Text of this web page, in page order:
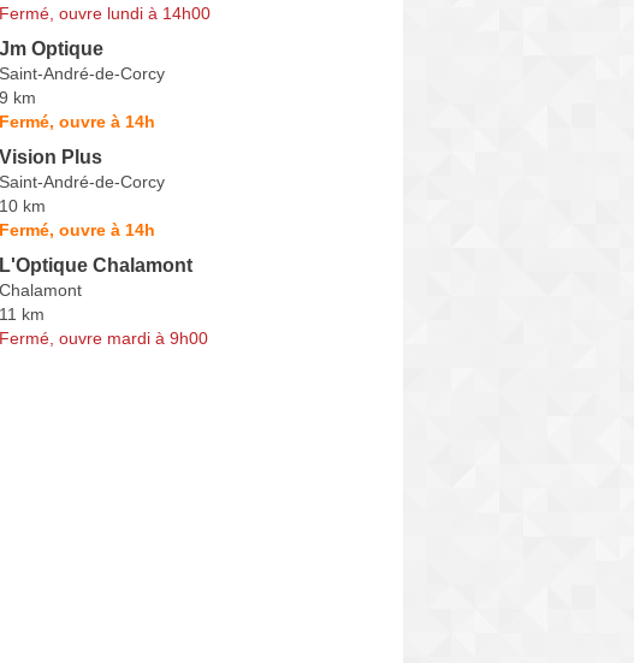
Fermé, ouvre lundi à 14h00
Jm Optique
Saint-André-de-Corcy
9 km
Fermé, ouvre à 14h
Vision Plus
Saint-André-de-Corcy
10 km
Fermé, ouvre à 14h
L'Optique Chalamont
Chalamont
11 km
Fermé, ouvre mardi à 9h00